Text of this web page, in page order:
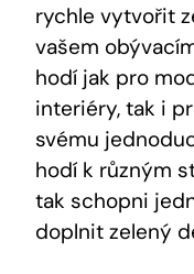
rychle vytvořit
vašem
hodí jak pro
interiéry, tak i
svému
hodí k různým
tak schopni
doplnit zelený